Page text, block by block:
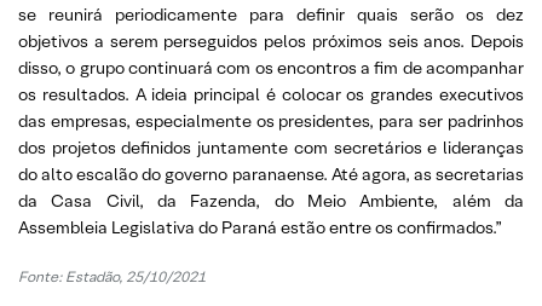
se reunirá periodicamente para definir quais serão os dez
objetivos a serem perseguidos pelos próximos seis anos. Depois
disso, o grupo continuará com os encontros a fim de acompanhar
os resultados. A ideia principal é colocar os grandes executivos
das empresas, especialmente os presidentes, para ser padrinhos
dos projetos definidos juntamente com secretários e lideranças
do alto escalão do governo paranaense. Até agora, as secretarias
da Casa Civil, da Fazenda, do Meio Ambiente, além da
Assembleia Legislativa do Paraná estão entre os confirmados.”
Fonte: Estadão, 25/10/2021